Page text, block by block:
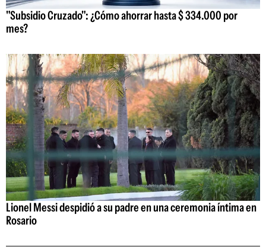
"Subsidio Cruzado": ¿Cómo ahorrar hasta $ 334.000 por
mes?
Lionel Messi despidió a su padre en una ceremonia íntima en
Rosario